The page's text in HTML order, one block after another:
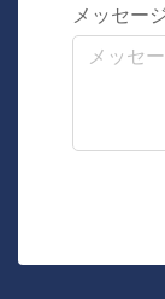
メッセー